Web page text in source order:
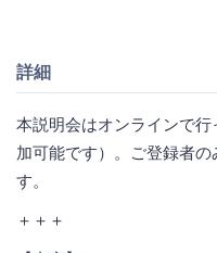
詳細
本説明会はオンラインで
加可能です）。ご登録者
す。
＋＋＋